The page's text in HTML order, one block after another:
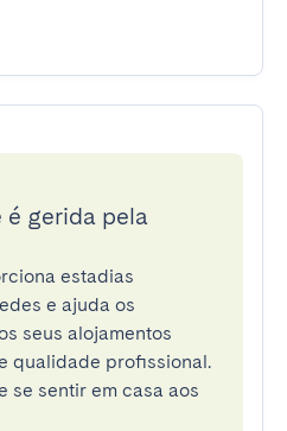
é gerida pela
estadias
e ajuda os
seus alojamentos
qualidade profissional.
se sentir em casa aos